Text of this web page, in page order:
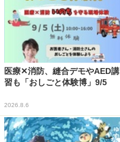
医療✕消防、縫合デモやAED講
習も「おしごと体験博」9/5
2026.8.6